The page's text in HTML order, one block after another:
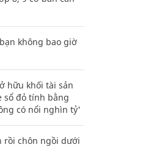
không bao giờ
hữu khối tài sản
sổ đỏ tính bằng
có nổi nghìn tỷ'
rồi chôn ngồi dưới